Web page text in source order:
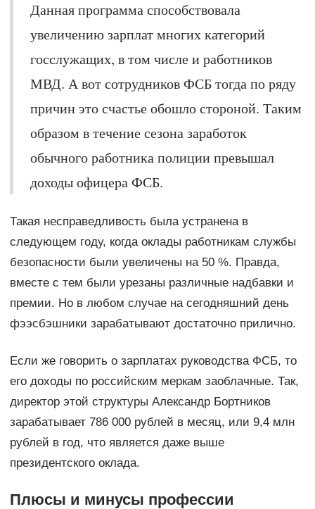
Данная программа способствовала
увеличению зарплат многих категорий
госслужащих, в том числе и работников
МВД. А вот сотрудников ФСБ тогда по ряду
причин это счастье обошло стороной. Таким
образом в течение сезона заработок
обычного работника полиции превышал
доходы офицера ФСБ.
Такая несправедливость была устранена в
следующем году, когда оклады работникам службы
безопасности были увеличены на 50 %. Правда,
вместе с тем были урезаны различные надбавки и
премии. Но в любом случае на сегодняшний день
фээсбэшники зарабатывают достаточно прилично.
Если же говорить о зарплатах руководства ФСБ, то
его доходы по российским меркам заоблачные. Так,
директор этой структуры Александр Бортников
зарабатывает 786 000 рублей в месяц, или 9,4 млн
рублей в год, что является даже выше
президентского оклада.
Плюсы и минусы профессии